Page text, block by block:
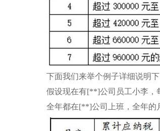
下面我们来举个例子详细说明下
假设现在有[**]公司员工小李，
全年都在[**]公司上班，全年的